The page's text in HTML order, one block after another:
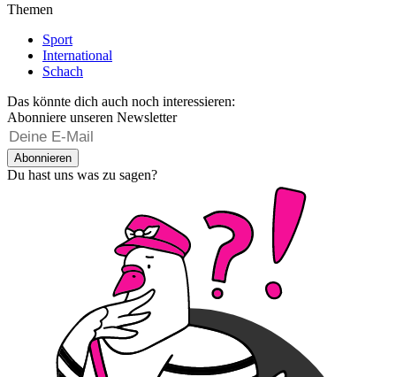
Themen
Sport
International
Schach
Das könnte dich auch noch interessieren:
Abonniere unseren Newsletter
Abonnieren
Du hast uns was zu sagen?